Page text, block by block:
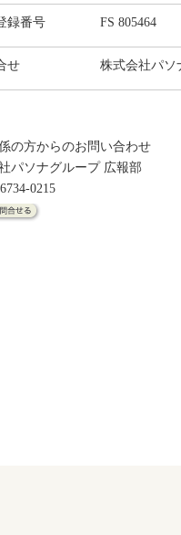
録番号 FS 805464
せ 株式会社パ
の方からのお問い合わせ
パソナグループ 広報部
0215